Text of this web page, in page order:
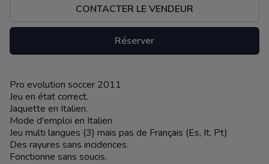
CONTACTER LE VENDEUR
Réserver
Description
Pro evolution soccer 2011
Jeu en état correct.
Jaquette en Italien.
Mode d'emploi en Italien
Jeu multi langues (3) mais pas de Français (Es, It, Pt)
Des rayures sans incidences.
Fonctionne sans soucis.